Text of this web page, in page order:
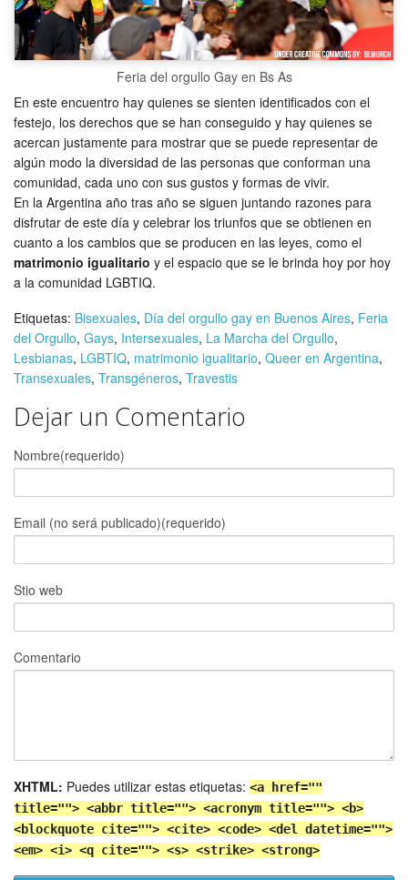
Feria del orgullo Gay en Bs As
En este encuentro hay quienes se sienten identificados con el
festejo, los derechos que se han conseguido y hay quienes se
acercan justamente para mostrar que se puede representar de
algún modo la diversidad de las personas que conforman una
comunidad, cada uno con sus gustos y formas de vivir.
En la Argentina año tras año se siguen juntando razones para
disfrutar de este día y celebrar los triunfos que se obtienen en
cuanto a los cambios que se producen en las leyes, como el
matrimonio igualitario y el espacio que se le brinda hoy por hoy
a la comunidad LGBTIQ.
Etiquetas: Bisexuales, Día del orgullo gay en Buenos Aires, Feria
del Orgullo, Gays, Intersexuales, La Marcha del Orgullo,
Lesbianas, LGBTIQ, matrimonio igualitario, Queer en Argentina,
Transexuales, Transgéneros, Travestis
Dejar un Comentario
Nombre(requerido)
Email (no será publicado)(requerido)
Stio web
Comentario
XHTML: Puedes utilizar estas etiquetas: <a href=""
title=""> <abbr title=""> <acronym title=""> <b>
<blockquote cite=""> <cite> <code> <del datetime="">
<em> <i> <q cite=""> <s> <strike> <strong>